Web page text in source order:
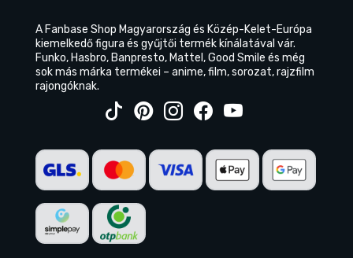
A Fanbase Shop Magyarország és Közép-Kelet-Európa
kiemelkedő figura és gyűjtői termék kínálatával vár.
Funko, Hasbro, Banpresto, Mattel, Good Smile és még
sok más márka termékei – anime, film, sorozat, rajzfilm
rajongóknak.